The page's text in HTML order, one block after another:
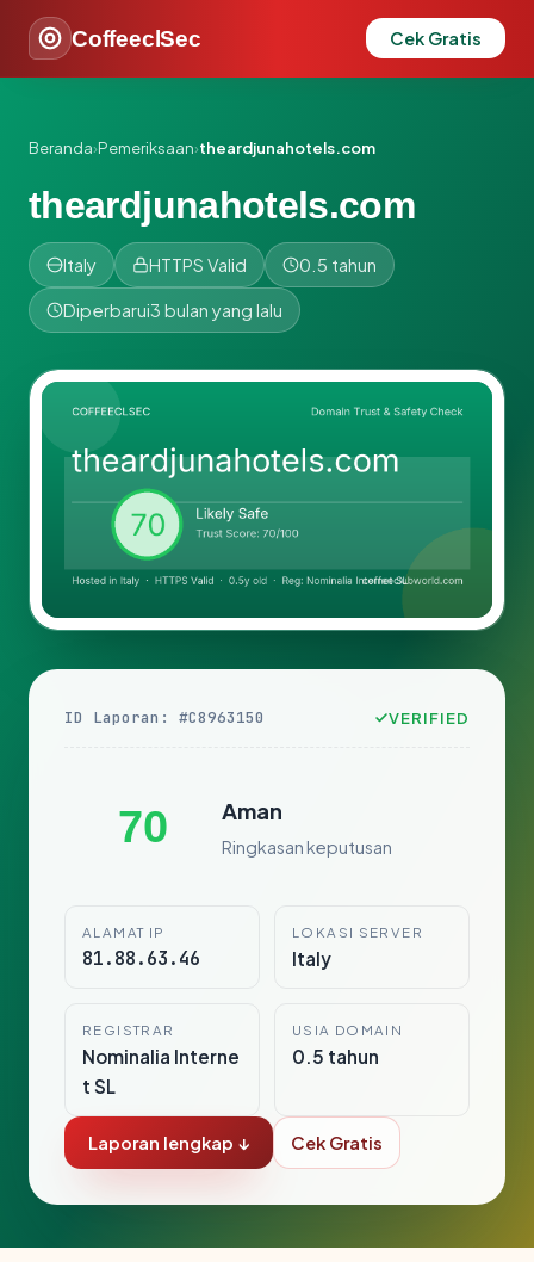
CoffeeclSec Cek Gratis
Beranda›Pemeriksaan›theardjunahotels.com
theardjunahotels.com
Italy HTTPS Valid 0.5 tahun
Diperbarui3 bulan yang lalu
ID Laporan: #C8963150 VERIFIED
70 Aman
Ringkasan keputusan
ALAMAT IP
81.88.63.46
LOKASI SERVER
Italy
REGISTRAR
Nominalia Interne
t SL
USIA DOMAIN
0.5 tahun
Laporan lengkap ↓ Cek Gratis